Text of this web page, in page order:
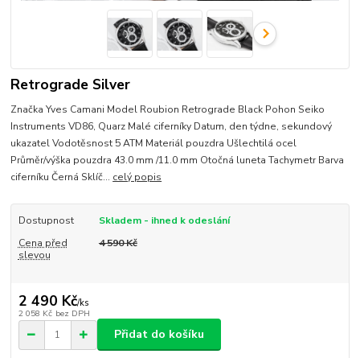
Retrograde Silver
Značka Yves Camani Model Roubion Retrograde Black Pohon Seiko
Instruments VD86, Quarz Malé ciferníky Datum, den týdne, sekundový
ukazatel Vodotěsnost 5 ATM Materiál pouzdra Ušlechtilá ocel
Průměr/výška pouzdra 43.0 mm /11.0 mm Otočná luneta Tachymetr Barva
ciferníku Černá Sklíč... celý popis
Dostupnost
Skladem - ihned k odeslání
Cena před
slevou
4 590 Kč
2 490 Kč/ks
2 058 Kč bez DPH
Přidat do košíku